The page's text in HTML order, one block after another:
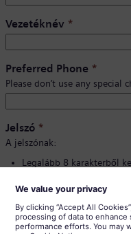
Vezetéknév *
Preferred Phone *
Please don’t use any
Jelszó *
A jelszónak:
Legalább 8 karakterből
tartalmaznia.
Nem tartalmazhat
Nem tartalmazhat